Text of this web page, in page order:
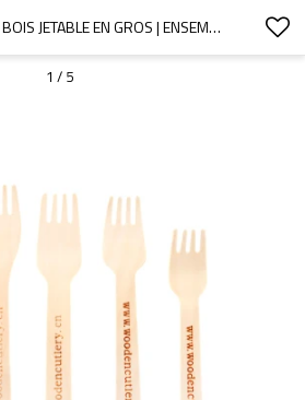
FOURCHETTE EN BOIS JETABLE EN GROS | ENSEMBLES DE COUVERTS EN BOIS EN GROS
1 / 5